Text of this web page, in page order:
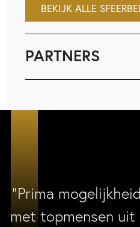
BEKIJK ALLE
PARTNERS
“Prima
met topmensen